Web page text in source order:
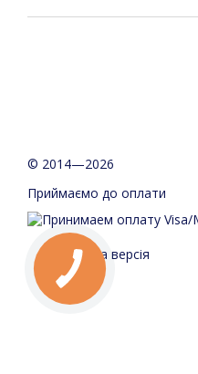
© 2014—2026
Приймаємо до оплати
Мобільна версія